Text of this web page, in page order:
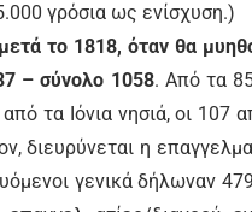
γρόσια ως ενίσχυση.)
το 1818, όταν θα
– σύνολο 1058. Από τα
τα Ιόνια νησιά, οι 107
διευρύνεται η
γενικά δήλωναν